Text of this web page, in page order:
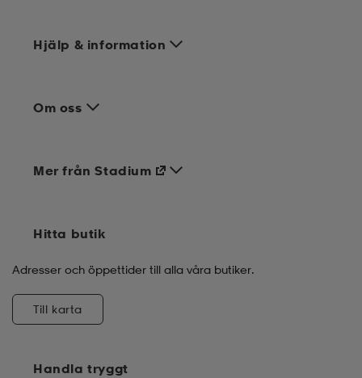
Hjälp & information
Om oss
Handla tryggt
Mer från Stadium
Hitta butik
Adresser och öppettider till alla våra butiker.
Till karta